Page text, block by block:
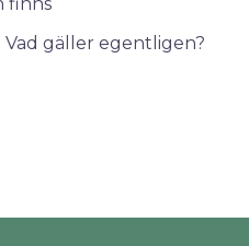
gäller egentligen?